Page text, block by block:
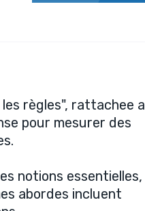
règles", rattachee a
pour mesurer des
notions essentielles,
abordes incluent